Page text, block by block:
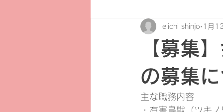
【募集
の募集
eiichi shinjo 1月
主な職務内容
・有害鳥獣（ツキ